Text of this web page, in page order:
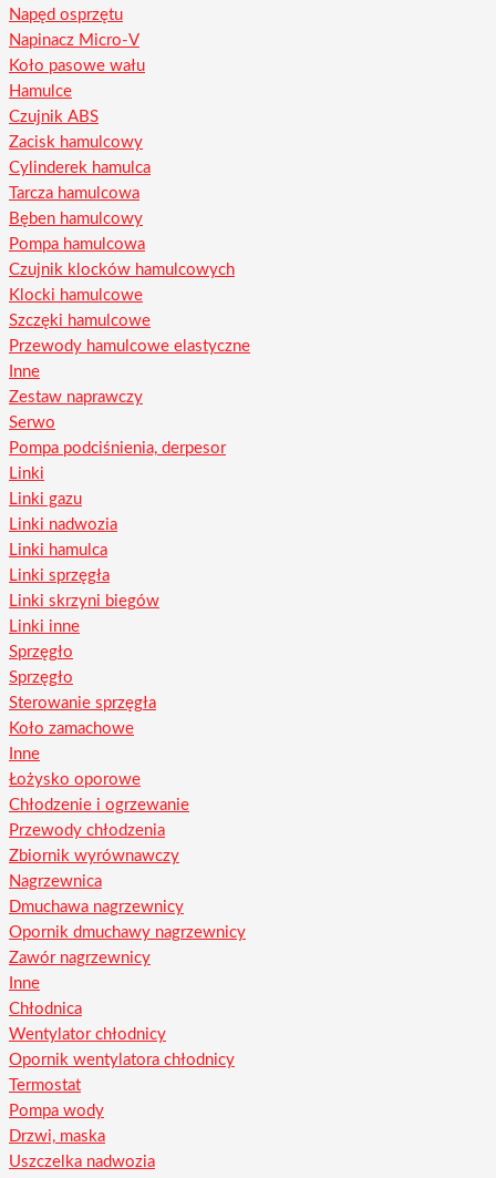
Napęd osprzętu
Napinacz Micro-V
Koło pasowe wału
Hamulce
Czujnik ABS
Zacisk hamulcowy
Cylinderek hamulca
Tarcza hamulcowa
Bęben hamulcowy
Pompa hamulcowa
Czujnik klocków hamulcowych
Klocki hamulcowe
Szczęki hamulcowe
Przewody hamulcowe elastyczne
Inne
Zestaw naprawczy
Serwo
Pompa podciśnienia, derpesor
Linki
Linki gazu
Linki nadwozia
Linki hamulca
Linki sprzęgła
Linki skrzyni biegów
Linki inne
Sprzęgło
Sprzęgło
Sterowanie sprzęgła
Koło zamachowe
Inne
Łożysko oporowe
Chłodzenie i ogrzewanie
Przewody chłodzenia
Zbiornik wyrównawczy
Nagrzewnica
Dmuchawa nagrzewnicy
Opornik dmuchawy nagrzewnicy
Zawór nagrzewnicy
Inne
Chłodnica
Wentylator chłodnicy
Opornik wentylatora chłodnicy
Termostat
Pompa wody
Drzwi, maska
Uszczelka nadwozia